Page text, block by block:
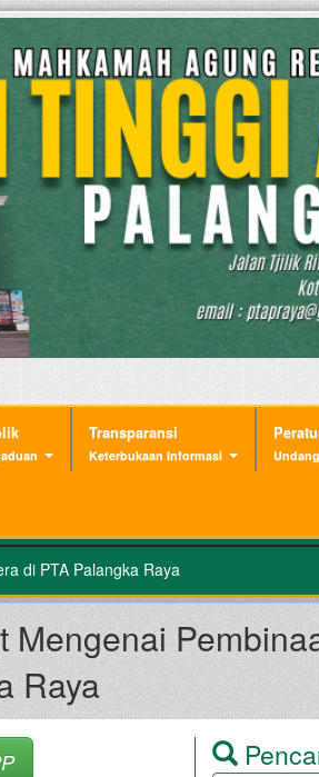
Transparansi
Keterbukaan Informasi
di PTA Palangka Raya
Raya